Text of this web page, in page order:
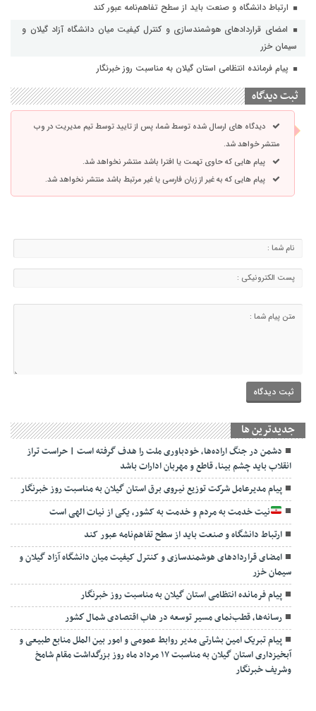
ارتباط دانشگاه و صنعت باید از سطح تفاهم‌نامه عبور کند
امضای قراردادهای هوشمندسازی و کنترل کیفیت میان دانشگاه آزاد گیلان و
سیمان خزر
پیام فرمانده انتظامی استان گیلان به مناسبت روز خبرنگار
ثبت دیدگاه
دیدگاه های ارسال شده توسط شما، پس از تایید توسط تیم مدیریت در وب
منتشر خواهد شد.
پیام هایی که حاوی تهمت یا افترا باشد منتشر نخواهد شد.
پیام هایی که به غیر از زبان فارسی یا غیر مرتبط باشد منتشر نخواهد شد.
جديدترين ها
دشمن در جنگ اراده‌ها، خودباوری ملت را هدف گرفته است | حراست تراز
انقلاب باید چشم بینا، قاطع و مهربان ادارات باشد
پیام مدیرعامل شرکت توزیع نیروی برق استان گیلان به مناسبت روز خبرنگار ‌
نیت خدمت به مردم و خدمت به کشور، یکی از نیات الهی است
ارتباط دانشگاه و صنعت باید از سطح تفاهم‌نامه عبور کند
امضای قراردادهای هوشمندسازی و کنترل کیفیت میان دانشگاه آزاد گیلان و
سیمان خزر
پیام فرمانده انتظامی استان گیلان به مناسبت روز خبرنگار
رسانه‌ها، قطب‌نمای مسیر توسعه در هاب اقتصادی شمال كشور
پیام تبریک امین بشارتی مدیر روابط عمومی و امور بین الملل منابع طبیعی و
آبخیزداری استان گیلان به مناسبت ۱۷ مرداد ماه روز بزرگداشت مقام شامخ
وشریف خبرنگار